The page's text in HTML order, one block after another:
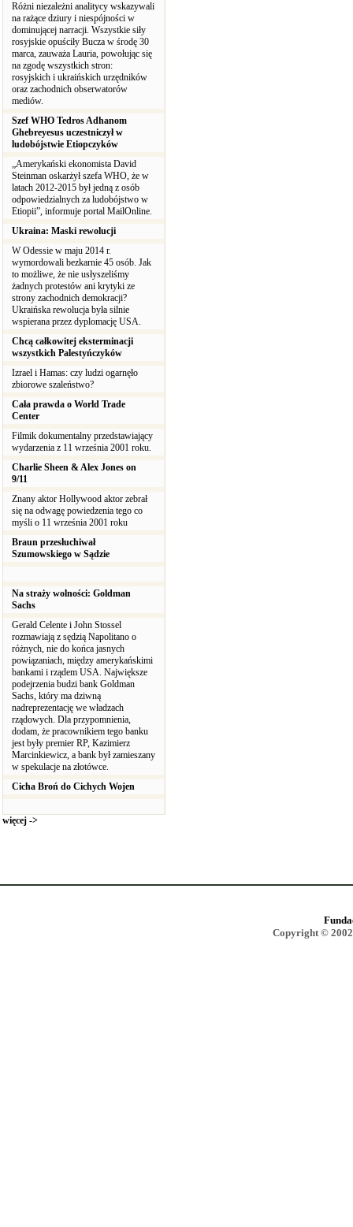
Różni niezależni analitycy wskazywali
na rażące dziury i niespójności w
dominującej narracji. Wszystkie siły
rosyjskie opuściły Bucza w środę 30
marca, zauważa Lauria, powołując się
na zgodę wszystkich stron:
rosyjskich i ukraińskich urzędników
oraz zachodnich obserwatorów
mediów.
Szef WHO Tedros Adhanom
Ghebreyesus uczestniczył w
ludobójstwie Etiopczyków
„Amerykański ekonomista David
Steinman oskarżył szefa WHO, że w
latach 2012-2015 był jedną z osób
odpowiedzialnych za ludobójstwo w
Etiopii”, informuje portal MailOnline.
Ukraina: Maski rewolucji
W Odessie w maju 2014 r.
wymordowali bezkarnie 45 osób. Jak
to możliwe, że nie usłyszeliśmy
żadnych protestów ani krytyki ze
strony zachodnich demokracji?
Ukraińska rewolucja była silnie
wspierana przez dyplomację USA.
Chcą całkowitej eksterminacji
wszystkich Palestyńczyków
Izrael i Hamas: czy ludzi ogarnęło
zbiorowe szaleństwo?
Cała prawda o World Trade
Center
Filmik dokumentalny przedstawiający
wydarzenia z 11 września 2001 roku.
Charlie Sheen & Alex Jones on
9/11
Znany aktor Hollywood aktor zebrał
się na odwagę powiedzenia tego co
myśli o 11 września 2001 roku
Braun przesłuchiwał
Szumowskiego w Sądzie
Na straży wolności: Goldman
Sachs
Gerald Celente i John Stossel
rozmawiają z sędzią Napolitano o
różnych, nie do końca jasnych
powiązaniach, między amerykańskimi
bankami i rządem USA. Największe
podejrzenia budzi bank Goldman
Sachs, który ma dziwną
nadreprezentację we władzach
rządowych. Dla przypomnienia,
dodam, że pracownikiem tego banku
jest były premier RP, Kazimierz
Marcinkiewicz, a bank był zamieszany
w spekulacje na złotówce.
Cicha Broń do Cichych Wojen
więcej ->
Copyright ©